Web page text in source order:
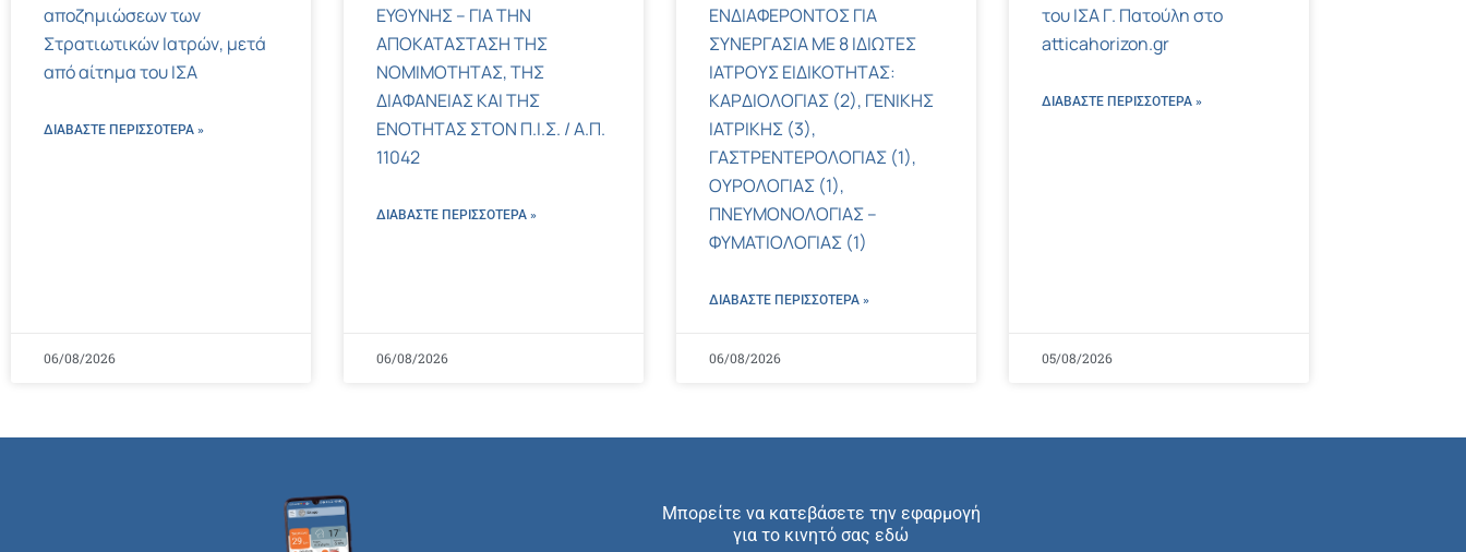
αποζημιώσεων των
Στρατιωτικών Ιατρών, μετά
από αίτημα του ΙΣΑ
ΔΙΑΒΑΣΤΕ ΠΕΡΙΣΣΌΤΕΡΑ »
06/08/2026
ΕΥΘΥΝΗΣ – ΓΙΑ ΤΗΝ
ΑΠΟΚΑΤΑΣΤΑΣΗ ΤΗΣ
ΝΟΜΙΜΟΤΗΤΑΣ, ΤΗΣ
ΔΙΑΦΑΝΕΙΑΣ ΚΑΙ ΤΗΣ
ΕΝΟΤΗΤΑΣ ΣΤΟΝ Π.Ι.Σ. / Α.Π.
11042
ΔΙΑΒΑΣΤΕ ΠΕΡΙΣΣΌΤΕΡΑ »
06/08/2026
ΕΝΔΙΑΦΕΡΟΝΤΟΣ ΓΙΑ
ΣΥΝΕΡΓΑΣΙΑ ΜΕ 8 ΙΔΙΩΤΕΣ
ΙΑΤΡΟΥΣ ΕΙΔΙΚΟΤΗΤΑΣ:
ΚΑΡΔΙΟΛΟΓΙΑΣ (2), ΓΕΝΙΚΗΣ
ΙΑΤΡΙΚΗΣ (3),
ΓΑΣΤΡΕΝΤΕΡΟΛΟΓΙΑΣ (1),
ΟΥΡΟΛΟΓΙΑΣ (1),
ΠΝΕΥΜΟΝΟΛΟΓΙΑΣ –
ΦΥΜΑΤΙΟΛΟΓΙΑΣ (1)
ΔΙΑΒΑΣΤΕ ΠΕΡΙΣΣΌΤΕΡΑ »
06/08/2026
του ΙΣΑ Γ. Πατούλη στο
atticahorizon.gr
ΔΙΑΒΑΣΤΕ ΠΕΡΙΣΣΌΤΕΡΑ »
05/08/2026
Μπορείτε να κατεβάσετε την εφαρμογή
για το κινητό σας εδώ